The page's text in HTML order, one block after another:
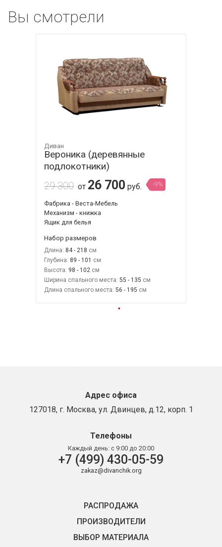
Вы смотрели
Диван
Вероника (деревянные
подлокотники)
29 300 от 26 700 руб. -9%
Фабрика - Веста-Мебель
Механизм - книжка
Ящик для белья
Набор размеров
Длина: 84 - 218
Глубина: 89 - 101
Высота: 98 - 102
Ширина спального места: 55 - 135
Длина спального места: 56 - 195
Адрес офиса
127018, г. Москва, ул. Двинцев, д.12, корп. 1
Телефоны
Каждый день: с 9:00 до 20:00
+7 (499) 430-05-59
zakaz@divanchik.org
РАСПРОДАЖА
ПРОИЗВОДИТЕЛИ
ВЫБОР МАТЕРИАЛА